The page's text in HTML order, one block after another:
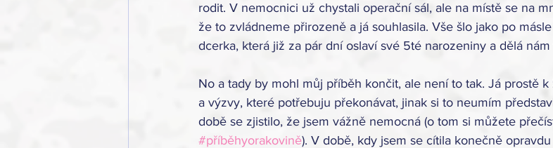
rodit. V nemocnici už chystali operační sál, ale na místě se na
že to zvládneme přirozeně a já souhlasila. Vše šlo jako po
dcerka, která již za pár dní oslaví své 5té narozeniny a dělá
No a tady by mohl můj příběh končit, ale není to tak. Já prostě
a výzvy, které potřebuju překonávat, jinak si to neumím
době se zjistilo, že jsem vážně nemocná (o tom si můžete
#příběhyorakovině). V době, kdy jsem se cítila konečně